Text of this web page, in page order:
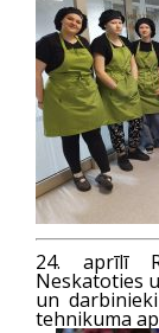
24. aprīlī
Neskatoties
un
tehnikuma